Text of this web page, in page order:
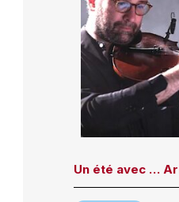
Un été avec …